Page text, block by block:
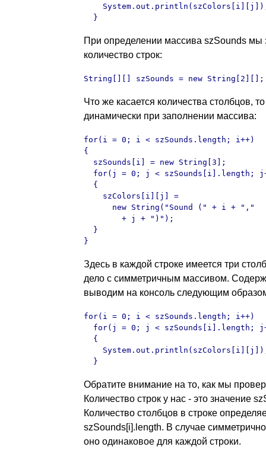
  }
При определении массива szSounds мы
количество строк:
String[][] szSounds = new String[2][];
Что же касается количества столбцов,
динамически при заполнении массива:
for(i = 0; i < szSounds.length; i++)
{
  szSounds[i] = new String[3];
for(j = 0; j < szSounds[i].length;
  {
    szColors[i][j] =
      new String("Sound (" + i + ","
        + j + ")");
  }
}
Здесь в каждой строке имеется три
дело с симметричным массивом.
выводим на консоль следующим
for(i = 0; i < szSounds.length; i++)
for(j = 0; j < szSounds[i].length;
  {
  }
Обратите внимание на то, как мы
Количество строк у нас - это значение
Количество столбцов в строке
szSounds[i].length. В случае
оно одинаковое для каждой строки.